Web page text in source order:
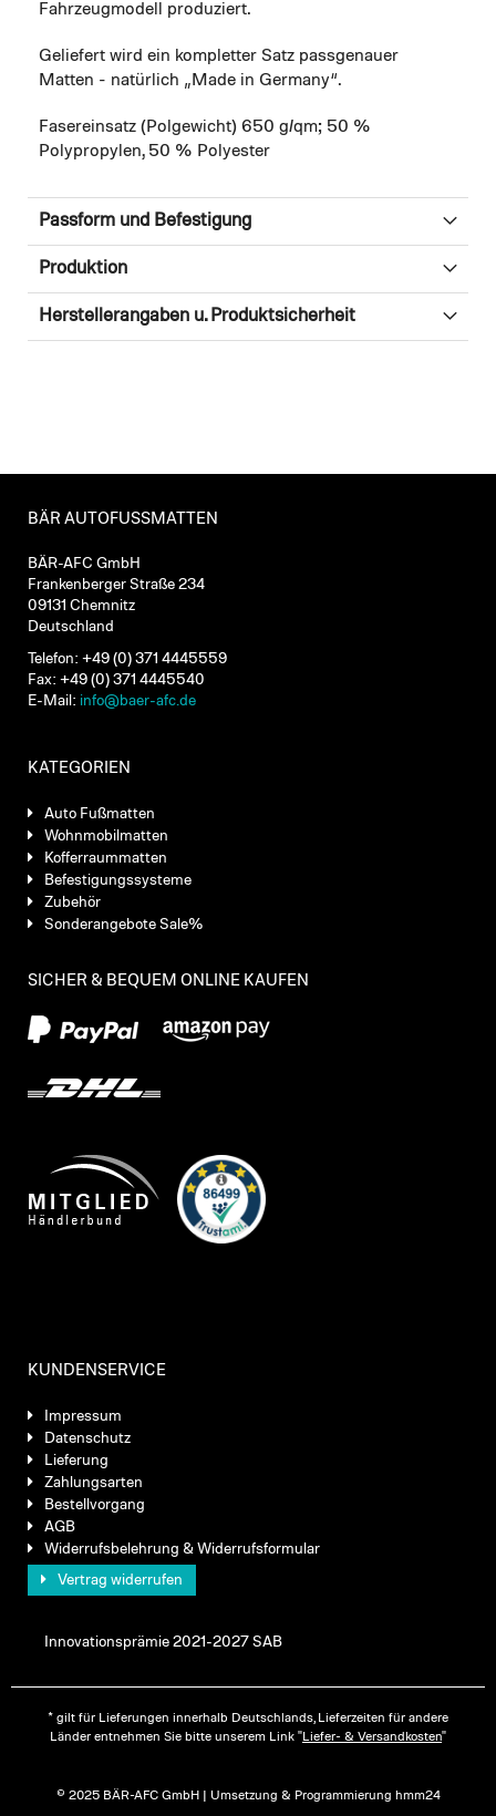
Fahrzeugmodell produziert.
Geliefert wird ein kompletter Satz passgenauer
Matten - natürlich „Made in Germany“.
Fasereinsatz (Polgewicht) 650 g/qm; 50 %
Polypropylen, 50 % Polyester
Passform und Befestigung
Produktion
Herstellerangaben u. Produktsicherheit
BÄR AUTOFUSSMATTEN
BÄR-AFC GmbH
Frankenberger Straße 234
09131 Chemnitz
Deutschland
Telefon: +49 (0) 371 4445559
Fax: +49 (0) 371 4445540
E-Mail: info@baer-afc.de
KATEGORIEN
Auto Fußmatten
Wohnmobilmatten
Kofferraummatten
Befestigungssysteme
Zubehör
Sonderangebote Sale%
SICHER & BEQUEM ONLINE KAUFEN
KUNDENSERVICE
Impressum
Datenschutz
Lieferung
Zahlungsarten
Bestellvorgang
AGB
Widerrufsbelehrung & Widerrufsformular
Vertrag widerrufen
Innovationsprämie 2021-2027 SAB
* gilt für Lieferungen innerhalb Deutschlands, Lieferzeiten für andere
Länder entnehmen Sie bitte unserem Link "Liefer- & Versandkosten"
© 2025 BÄR-AFC GmbH | Umsetzung & Programmierung hmm24